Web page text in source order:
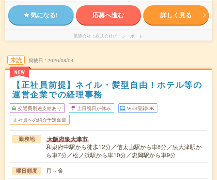
気になる! 応募へ進む 詳しく見る
派遣会社 株式会社ピーシーポート
未読
NEW
掲載日 2026/08/04
【正社員前提】ネイル・髪型自由！ホテル等の
運営企業での経理事務
交通費別途支給あり 土日祝日が休み WEB登録OK
正社員への紹介予定派遣
勤務地 大阪府泉大津市
和泉府中駅から徒歩12分／信太山駅から車8分／泉大津駅か
ら車7分／松ノ浜駅から車10分／忠岡駅から車9分
曜日頻度 月～金